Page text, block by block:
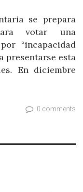
se prepara
votar una
“incapacidad
presentarse esta
En diciembre
0 comments